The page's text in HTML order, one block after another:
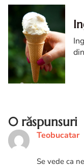
0 răspunsuri
Teobucatar
Se vede ca